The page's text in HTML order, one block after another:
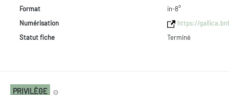
Format
in-8°
Numérisation
https://
Statut fiche
Terminé
PRIVILÈGE